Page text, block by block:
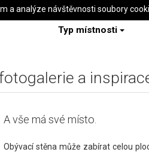
Typ místnosti
a
A vše má své místo.
Obývací stěna může zabírat celou
a analýze návštěvnosti soubory